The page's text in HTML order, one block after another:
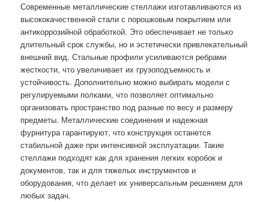
Современные металлические стеллажи изготавливаются из
высококачественной стали с порошковым покрытием или
антикоррозийной обработкой. Это обеспечивает не только
длительный срок службы, но и эстетически привлекательный
внешний вид. Стальные профили усиливаются ребрами
жесткости, что увеличивает их грузоподъемность и
устойчивость. Дополнительно можно выбирать модели с
регулируемыми полками, что позволяет оптимально
организовать пространство под разные по весу и размеру
предметы. Металлические соединения и надежная
фурнитура гарантируют, что конструкция останется
стабильной даже при интенсивной эксплуатации. Такие
стеллажи подходят как для хранения легких коробок и
документов, так и для тяжелых инструментов и
оборудования, что делает их универсальным решением для
любых задач.